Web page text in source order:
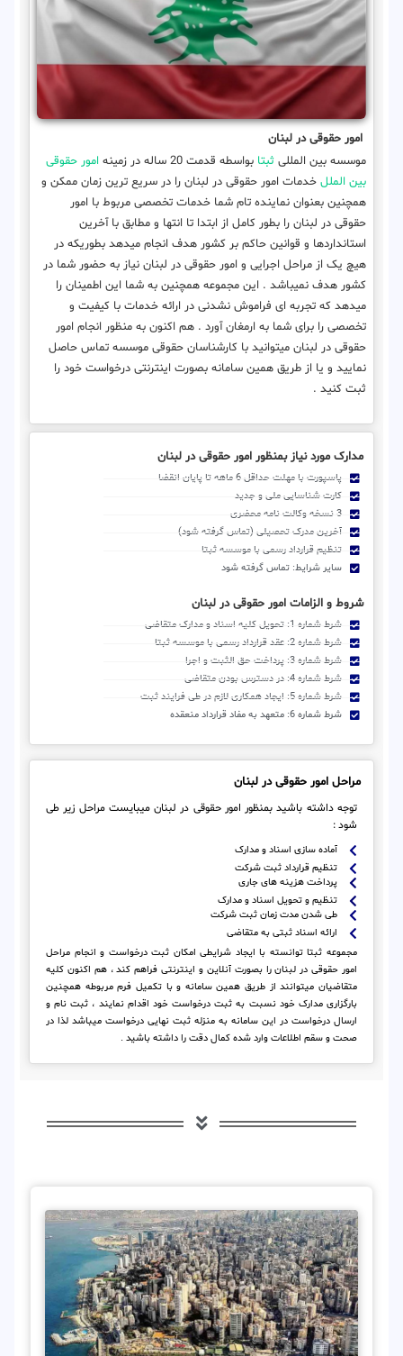
امور حقوقی در لبنان
موسسه بین المللی ثبتا بواسطه قدمت 20 ساله در زمینه
امور حقوقی
بین الملل خدمات امور حقوقی در لبنان را در سریع ترین زمان ممکن و
همچنین بعنوان نماینده تام شما خدمات تخصصی مربوط با امور
حقوقی در لبنان را بطور کامل از ابتدا تا انتها و مطابق با آخرین
استانداردها و قوانین حاکم بر کشور هدف انجام میدهد بطوریکه در
هیچ یک از مراحل اجرایی و امور حقوقی در لبنان نیاز به حضور شما در
کشور هدف نمیباشد . این مجموعه همچنین به شما این اطمینان را
میدهد که تجربه ای فراموش نشدنی در ارائه خدمات با کیفیت و
تخصصی را برای شما به ارمغان آورد . هم اکنون به منظور انجام امور
حقوقی در لبنان میتوانید با کارشناسان حقوقی موسسه تماس حاصل
نمایید و یا از طریق همین سامانه بصورت اینترنتی درخواست خود را
ثبت کنید .
مدارک مورد نیاز بمنظور امور حقوقی در لبنان
پاسپورت با مهلت حداقل 6 ماهه تا پایان انقضا
کارت شناسایی ملی و جدید
3 نسخه وکالت نامه محضری
آخرین مدرک تحصیلی (تماس گرفته شود)
تنظیم قرارداد رسمی با موسسه ثبتا
سایر شرایط: تماس گرفته شود
شروط و الزامات امور حقوقی در لبنان
شرط شماره 1: تحویل کلیه اسناد و مدارک متقاضی
شرط شماره 2: عقد قرارداد رسمی با موسسه ثبتا
شرط شماره 3: پرداخت حق الثبت و اجرا
شرط شماره 4: در دسترس بودن متقاضی
شرط شماره 5: ایجاد همکاری لازم در طی فرایند ثبت
شرط شماره 6: متعهد به مفاد قرارداد منعقده
مراحل امور حقوقی در لبنان
توجه داشته باشید بمنظور امور حقوقی در لبنان میبایست مراحل زیر طی
شود :
آماده سازی اسناد و مدارک
تنظیم قرارداد ثبت شرکت
پرداخت هزینه های جاری
تنظیم و تحویل اسناد و مدارک
طی شدن مدت زمان ثبت شرکت
ارائه اسناد ثبتی به متقاضی
مجموعه ثبتا توانسته با ایجاد شرایطی امکان ثبت درخواست و انجام مراحل
امور حقوقی در لبنان را بصورت آنلاین و اینترنتی فراهم کند ، هم اکنون کلیه
متقاضیان میتوانند از طریق همین سامانه و با تکمیل فرم مربوطه همچنین
بارگزاری مدارک خود نسبت به ثبت درخواست خود اقدام نمایند ، ثبت نام و
ارسال درخواست در این سامانه به منزله ثبت نهایی درخواست میباشد لذا در
صحت و سقم اطلاعات وارد شده کمال دقت را داشته باشید .